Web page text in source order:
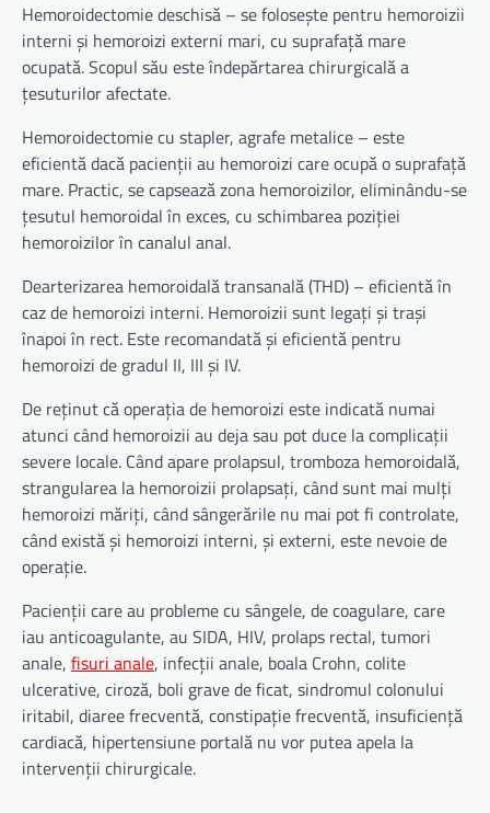
Hemoroidectomie deschisă – se folosește pentru hemoroizii
interni și hemoroizi externi mari, cu suprafață mare
ocupată. Scopul său este îndepărtarea chirurgicală a
țesuturilor afectate.
Hemoroidectomie cu stapler, agrafe metalice – este
eficientă dacă pacienții au hemoroizi care ocupă o suprafață
mare. Practic, se capsează zona hemoroizilor, eliminându-se
țesutul hemoroidal în exces, cu schimbarea poziției
hemoroizilor în canalul anal.
Dearterizarea hemoroidală transanală (THD) – eficientă în
caz de hemoroizi interni. Hemoroizii sunt legați și trași
înapoi în rect. Este recomandată și eficientă pentru
hemoroizi de gradul II, III și IV.
De reținut că operația de hemoroizi este indicată numai
atunci când hemoroizii au deja sau pot duce la complicații
severe locale. Când apare prolapsul, tromboza hemoroidală,
strangularea la hemoroizii prolapsați, când sunt mai mulți
hemoroizi măriți, când sângerările nu mai pot fi controlate,
când există și hemoroizi interni, și externi, este nevoie de
operație.
Pacienții care au probleme cu sângele, de coagulare, care
iau anticoagulante, au SIDA, HIV, prolaps rectal, tumori
anale, fisuri anale, infecții anale, boala Crohn, colite
ulcerative, ciroză, boli grave de ficat, sindromul colonului
iritabil, diaree frecventă, constipație frecventă, insuficiență
cardiacă, hipertensiune portală nu vor putea apela la
intervenții chirurgicale.